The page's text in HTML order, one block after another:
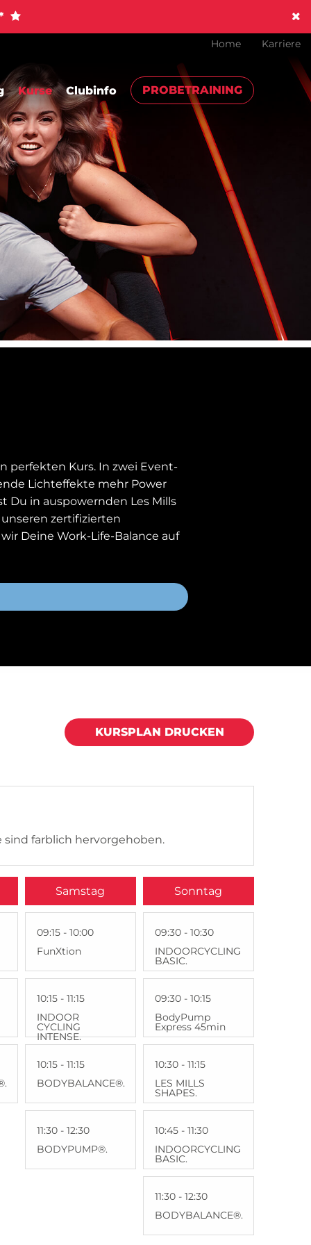
Home Karriere
Kurse Clubinfo PROBETRAINING
perfekten Kurs. In zwei Event-
Lichteffekte mehr Power
Du in auspowernden Les Mills
zertifizierten
Deine Work-Life-Balance auf
KURSPLAN DRUCKEN
sind farblich hervorgehoben.
Samstag
09:15 - 10:00
FunXtion
10:15 - 11:15
INDOOR
CYCLING
INTENSE.
10:15 - 11:15
BODYBALANCE®.
11:30 - 12:30
BODYPUMP®.
Sonntag
09:30 - 10:30
INDOORCYCLING
BASIC.
09:30 - 10:15
BodyPump
Express 45min
10:30 - 11:15
LES MILLS
SHAPES.
10:45 - 11:30
INDOORCYCLING
BASIC.
11:30 - 12:30
BODYBALANCE®.